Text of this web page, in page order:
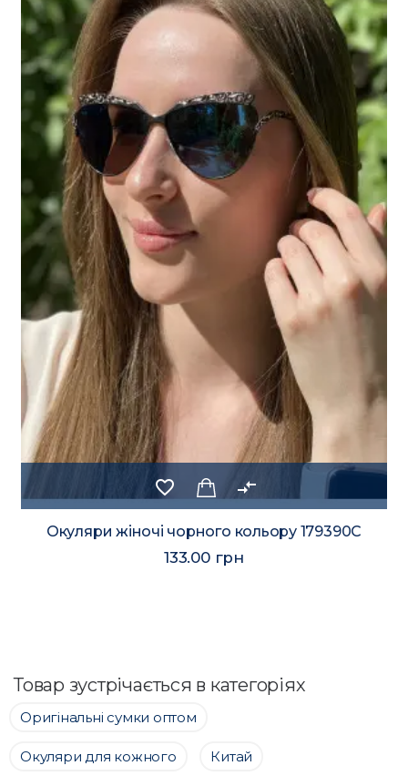
favorite_border compare_arrows
Окуляри жіночі чорного кольору 179390C
133.00 грн
Товар зустрічається в категоріях
Оригінальні сумки оптом
Окуляри для кожного Китай